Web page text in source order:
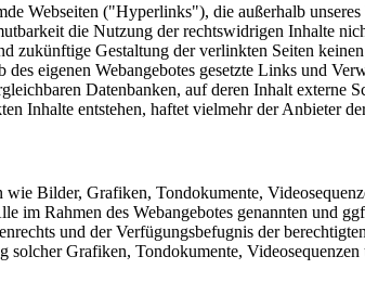
Webseiten ("Hyperlinks"), die außerhalb
die Nutzung der rechtswidrigen Inhalte
zukünftige Gestaltung der verlinkten Seiten
eigenen Webangebotes gesetzte Links und
Datenbanken, auf deren Inhalt externe
Inhalte entstehen, haftet vielmehr der Anbieter
Bilder, Grafiken, Tondokumente,
im Rahmen des Webangebotes genannten und
und der Verfügungsbefugnis der
Grafiken, Tondokumente,